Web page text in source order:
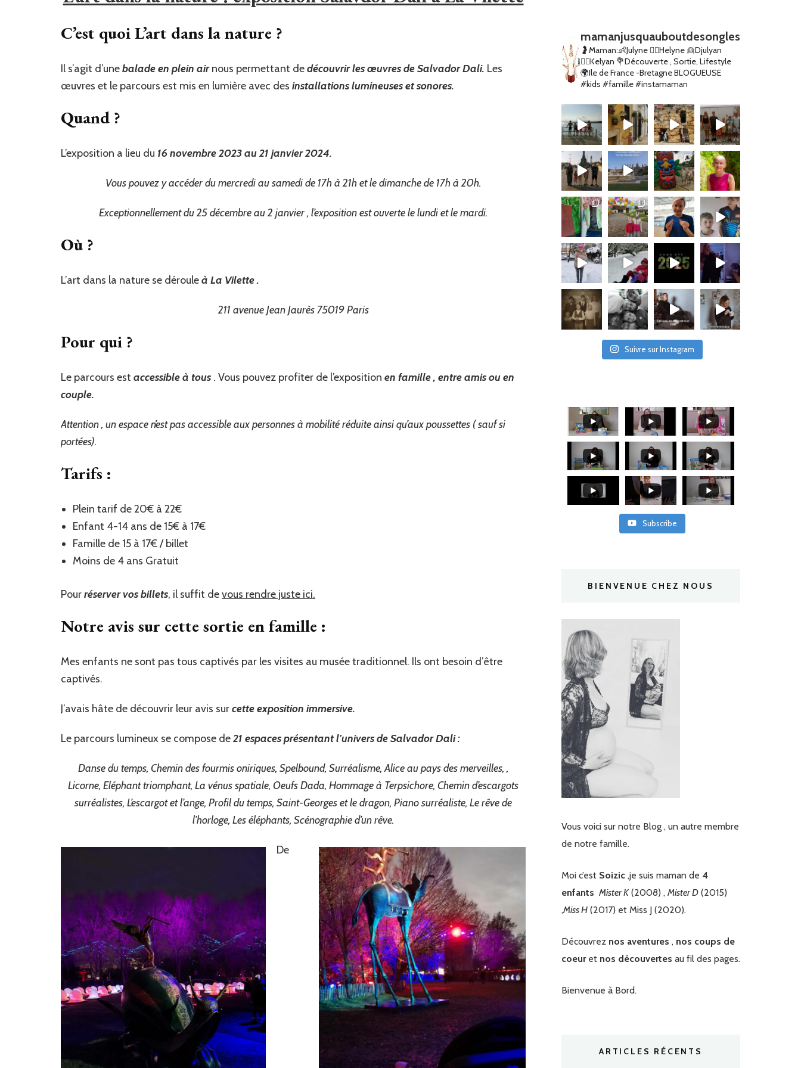
C’est quoi L’art dans la nature ?
Il s’agit d’unebalade en plein airnous permettant dedécouvrir les œuvres de Salvador Dali. Les
œuvres et le parcours est mis en lumière avec des installations lumineuses et sonores.
Quand ?
L’exposition a lieu du 16 novembre 2023 au 21 janvier 2024.
Vous pouvez y accéder du mercredi au samedi de 17h à 21h et le dimanche de 17h à 20h.
Exceptionnellement du 25 décembre au 2 janvier , l’exposition est ouverte le lundi et le mardi.
Où ?
L’art dans la nature se dérouleà La Vilette .
211 avenue Jean Jaurès 75019 Paris
Pour qui ?
Le parcours est accessible à tous . Vous pouvez profiter de l’exposition en famille , entre amis ou en
couple.
Attention , un espace n’est pas accessible aux personnes à mobilité réduite ainsi qu’aux poussettes ( sauf si
portées).
Tarifs :
Plein tarif de 20€ à 22€
Enfant 4-14 ans de 15€ à 17€
Famille de 15 à 17€ / billet
Moins de 4 ans Gratuit
Pourréserver vos billets, il suffit devous rendre juste ici.
Notre avis sur cette sortie en famille :
Mes enfants ne sont pas tous captivés par les visites au musée traditionnel. Ils ont besoin d’être
captivés.
J’avais hâte de découvrir leur avis surcette exposition immersive.
Le parcours lumineux se compose de21 espaces présentant l’univers de Salvador Dali :
Danse du temps, Chemin des fourmis oniriques, Spelbound, Surréalisme, Alice au pays des merveilles, ,
Licorne, Eléphant triomphant, La vénus spatiale, Oeufs Dada, Hommage à Terpsichore, Chemin d’escargots
surréalistes, L’escargot et l’ange, Profil du temps, Saint-Georges et le dragon, Piano surréaliste, Le rêve de
l’horloge, Les éléphants, Scénographie d’un rêve.
De
mamanjusquauboutdesongles
🤰Maman:👶Julyne 👱‍♀️Helyne 👱Djulyan
👱‍♂️Kelyan 💐Découverte , Sortie, Lifestyle
🌍Ile de France -BretagneBLOGUEUSE
#kids #famille #instamaman
Suivre sur Instagram
Subscribe
BIENVENUE CHEZ NOUS
Vous voici sur notre Blog , un autre membre
de notre famille.
Moi c’est Soizic ,je suis maman de 4
enfants Mister K(2008) , Mister D (2015)
,Miss H (2017) et Miss J (2020).
Découvrez nos aventures , nos coups de
coeuret nos découvertes au fil des pages.
Bienvenue à Bord.
ARTICLES RÉCENTS